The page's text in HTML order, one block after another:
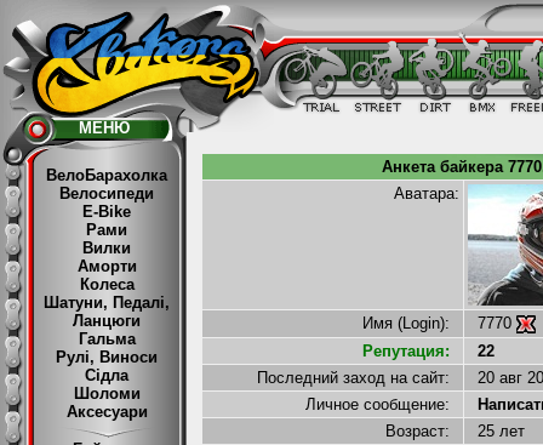
ВелоБарахолка
Велосипеди
E-Bike
Рами
Вилки
Аморти
Колеса
Шатуни, Педалі,
Ланцюги
Гальма
Рулі, Виноси
Сідла
Шоломи
Аксесуари
МЕНЮ
Анкета байкера
Аватара:
Имя (Login):
7770
Репутация:
22
Последний заход на сайт:
20 авг
Личное сообщение:
Возраст:
25 лет